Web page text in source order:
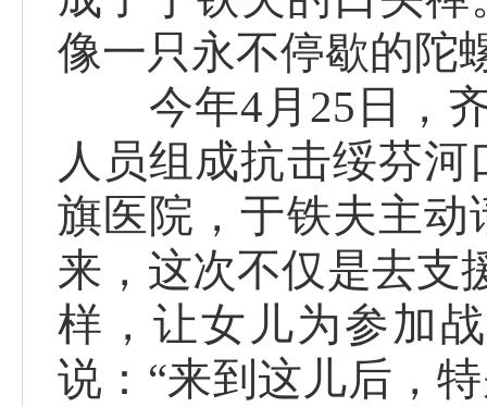
像一只永不停歇的陀
今年4月25日，齐
人员组成抗击绥芬
旗医院，于铁夫主
来，这次不仅是去支
样，让女儿为参加
说：“来到这儿后，